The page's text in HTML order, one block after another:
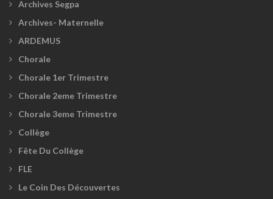
Archives Segpa
Archives- Maternelle
ARDEMUS
Chorale
Chorale 1er Trimestre
Chorale 2eme Trimestre
Chorale 3eme Trimestre
Collège
Fête Du Collège
FLE
Le Coin Des Découvertes